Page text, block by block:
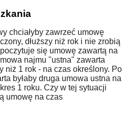
chciałyby zawrzeć umowę
dłuższy niż rok i nie zrobią
się umowę zawartą na
najmu "ustna" zawarta
niż 1 rok - na czas określony. Po
byłaby druga umowa ustna na
1 roku. Czy w tej sytuacji
umowę na czas